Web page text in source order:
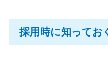
採用時に知ってお